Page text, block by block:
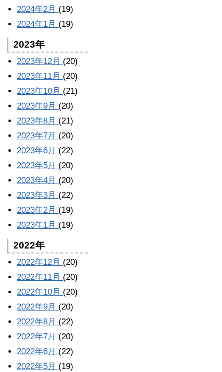
2024年2月 (19)
2024年1月 (19)
2023年
2023年12月 (20)
2023年11月 (20)
2023年10月 (21)
2023年9月 (20)
2023年8月 (21)
2023年7月 (20)
2023年6月 (22)
2023年5月 (20)
2023年4月 (20)
2023年3月 (22)
2023年2月 (19)
2023年1月 (19)
2022年
2022年12月 (20)
2022年11月 (20)
2022年10月 (20)
2022年9月 (20)
2022年8月 (22)
2022年7月 (20)
2022年6月 (22)
2022年5月 (19)